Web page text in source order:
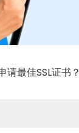
最佳SSL证书？